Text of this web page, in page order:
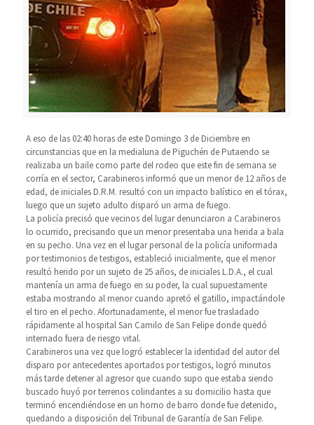
A eso de las 02:40 horas de este Domingo 3 de Diciembre en
circunstancias que en la medialuna de Piguchén de Putaendo se
realizaba un baile como parte del rodeo que este fin de semana se
corría en el sector, Carabineros informó que un menor de 12 años de
edad, de iniciales D.R.M. resultó con un impacto balístico en el tórax,
luego que un sujeto adulto disparó un arma de fuego.
La policía precisó que vecinos del lugar denunciaron a Carabineros
lo ocurrido, precisando que un menor presentaba una herida a bala
en su pecho. Una vez en el lugar personal de la policía uniformada
por testimonios de testigos, estableció inicialmente, que el menor
resultó herido por un sujeto de 25 años, de iniciales L.D.A., el cual
mantenía un arma de fuego en su poder, la cual supuestamente
estaba mostrando al menor cuando apretó el gatillo, impactándole
el tiro en el pecho. Afortunadamente, el menor fue trasladado
rápidamente al hospital San Camilo de San Felipe donde quedó
internado fuera de riesgo vital.
Carabineros una vez que logró establecer la identidad del autor del
disparo por antecedentes aportados por testigos, logró minutos
más tarde detener al agresor que cuando supo que estaba siendo
buscado huyó por terrenos colindantes a su domicilio hasta que
terminó encendiéndose en un horno de barro donde fue detenido,
quedando a disposición del Tribunal de Garantía de San Felipe.